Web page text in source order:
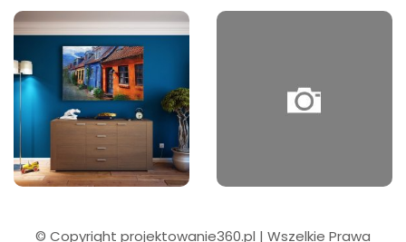
© Copyright projektowanie360.pl | Wszelkie Prawa